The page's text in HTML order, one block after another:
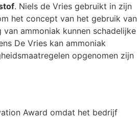
. Niels de Vries gebruikt in zijn
het concept van het gebruik van
ammoniak kunnen schadelijke
De Vries kan ammoniak
opgenomen zijn
Award omdat het bedrijf